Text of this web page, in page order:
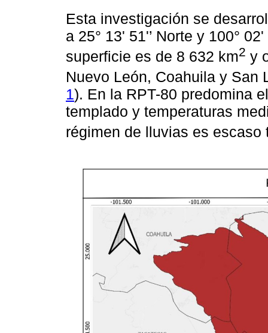
Esta investigación se
a 25° 13' 51'’ Norte y 100°
superficie es de 8 632 km2 y
Nuevo León, Coahuila y San
1). En la RPT-80 predomina
templado y temperaturas
régimen de lluvias es escaso